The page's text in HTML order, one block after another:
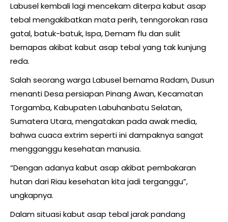
Labusel kembali lagi mencekam diterpa kabut asap
tebal mengakibatkan mata perih, tenngorokan rasa
gatal, batuk-batuk, Ispa, Demam flu dan sulit
bernapas akibat kabut asap tebal yang tak kunjung
reda.
Salah seorang warga Labusel bernama Radam, Dusun
menanti Desa persiapan Pinang Awan, Kecamatan
Torgamba, Kabupaten Labuhanbatu Selatan,
Sumatera Utara, mengatakan pada awak media,
bahwa cuaca extrim seperti ini dampaknya sangat
mengganggu kesehatan manusia.
“Dengan adanya kabut asap akibat pembakaran
hutan dari Riau kesehatan kita jadi terganggu”,
ungkapnya.
Dalam situasi kabut asap tebal jarak pandang